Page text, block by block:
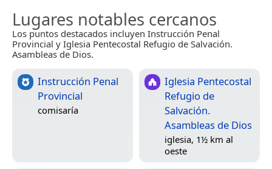
Lugares notables cercanos
Los puntos destacados incluyen Instrucción Penal
Provincial y Iglesia Pentecostal Refugio de Salvación.
Asambleas de Dios.
Instrucción Penal
Provincial
comisaría
Iglesia Pentecostal
Refugio de
Salvación.
Asambleas de Dios
iglesia, 1½ km al
oeste